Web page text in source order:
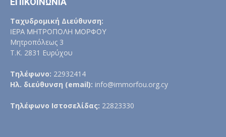
Ταχυδρομική Διεύθυνση:
ΙΕΡΑ ΜΗΤΡΟΠΟΛΗ ΜΟΡΦΟΥ
Μητροπόλεως 3
Τ.Κ. 2831 Ευρύχου
Τηλέφωνο: 22932414
Ηλ. διεύθυνση (email): info@immorfou.org.cy
Τηλέφωνο Ιστοσελίδας: 22823330